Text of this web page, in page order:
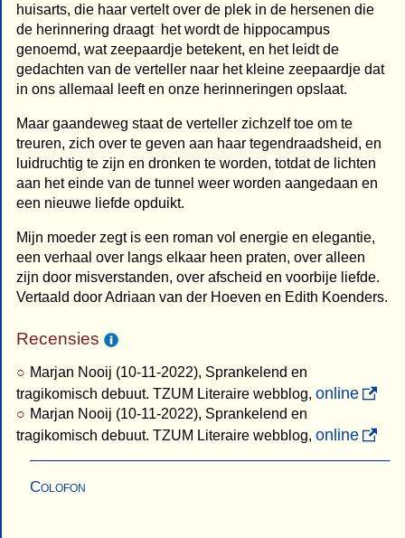
huisarts, die haar vertelt over de plek in de hersenen die
de herinnering draagt  het wordt de hippocampus
genoemd, wat zeepaardje betekent, en het leidt de
gedachten van de verteller naar het kleine zeepaardje dat
in ons allemaal leeft en onze herinneringen opslaat.
Maar gaandeweg staat de verteller zichzelf toe om te
treuren, zich over te geven aan haar tegendraadsheid, en
luidruchtig te zijn en dronken te worden, totdat de lichten
aan het einde van de tunnel weer worden aangedaan en
een nieuwe liefde opduikt.
Mijn moeder zegt is een roman vol energie en elegantie,
een verhaal over langs elkaar heen praten, over alleen
zijn door misverstanden, over afscheid en voorbije liefde.
Vertaald door Adriaan van der Hoeven en Edith Koenders.
Recensies
Marjan Nooij (10-11-2022), Sprankelend en
tragikomisch debuut. TZUM Literaire webblog, online
Marjan Nooij (10-11-2022), Sprankelend en
tragikomisch debuut. TZUM Literaire webblog, online
Colofon